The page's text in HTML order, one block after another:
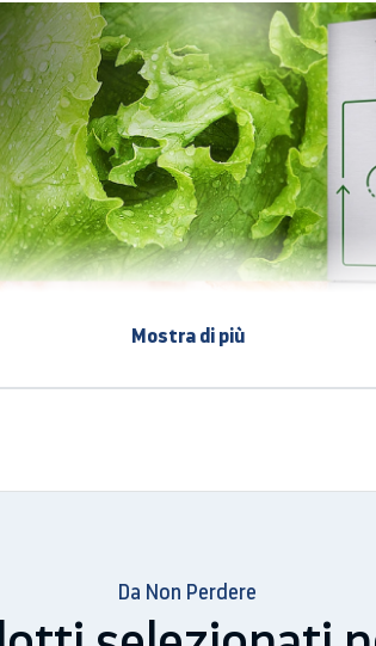
e pesce
Mostra di più
Da Non Perdere